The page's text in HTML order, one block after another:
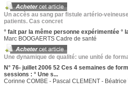
Un accès au sang par fistule artério-
patients. Cas concret
° fait par la même personne expérimentée °
Marc BOOGAERTS Cadre de santé
Une dynamique de qualité: une unité de
N° 76- juillet 2006 52 Ces 4 semaines de
sessions : ° Une s...
Corinne COMBE - Pascal CLEMENT -